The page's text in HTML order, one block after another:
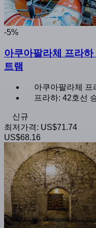
-5%
아쿠아팔라체 프라
트램
아쿠아팔라체 프
프라하: 42호선
신규
최저가격: US$71.74
US$68.16